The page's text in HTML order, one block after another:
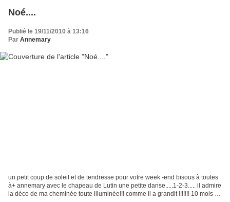
Noé....
Publié le 19/11/2010 à 13:16
Par Annemary
un petit coup de soleil et de tendresse pour votre week -end bisous à toutes
à+ annemary avec le chapeau de Lutin une petite danse.....1-2-3..... il admire
la déco de ma cheminée toute illuminée!!! comme il a grandit !!!!!!! 10 mois et